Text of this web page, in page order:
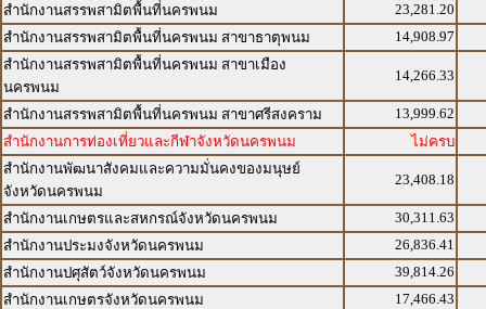
สำนักงานสรรพสามิตพื้นที่นครพนม
23,281.20
สำนักงานสรรพสามิตพื้นที่นครพนม สาขาธาตุพนม
14,908.97
สำนักงานสรรพสามิตพื้นที่นครพนม สาขาเมือง
นครพนม
14,266.33
สำนักงานสรรพสามิตพื้นที่นครพนม สาขาศรีสงคราม
13,999.62
สำนักงานการท่องเที่ยวและกีฬาจังหวัดนครพนม
ไม่ครบ
สำนักงานพัฒนาสังคมและความมั่นคงของมนุษย์
จังหวัดนครพนม
23,408.18
สำนักงานเกษตรและสหกรณ์จังหวัดนครพนม
30,311.63
สำนักงานประมงจังหวัดนครพนม
26,836.41
สำนักงานปศุสัตว์จังหวัดนครพนม
39,814.26
สำนักงานเกษตรจังหวัดนครพนม
17,466.43